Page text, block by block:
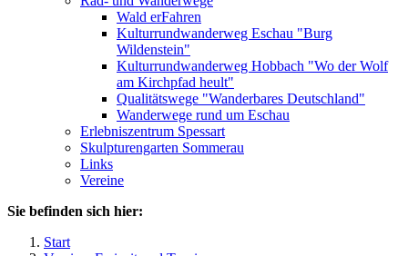
Wald erFahren
Kulturrundwanderweg Eschau "Burg
Wildenstein"
Kulturrundwanderweg Hobbach "Wo der Wolf
am Kirchpfad heult"
Qualitätswege "Wanderbares Deutschland"
Wanderwege rund um Eschau
Erlebniszentrum Spessart
Skulpturengarten Sommerau
Links
Vereine
Sie befinden sich hier:
Start